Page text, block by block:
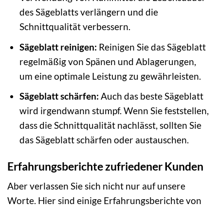
des Sägeblatts verlängern und die
Schnittqualität verbessern.
Sägeblatt reinigen: Reinigen Sie das Sägeblatt
regelmäßig von Spänen und Ablagerungen,
um eine optimale Leistung zu gewährleisten.
Sägeblatt schärfen: Auch das beste Sägeblatt
wird irgendwann stumpf. Wenn Sie feststellen,
dass die Schnittqualität nachlässt, sollten Sie
das Sägeblatt schärfen oder austauschen.
Erfahrungsberichte zufriedener Kunden
Aber verlassen Sie sich nicht nur auf unsere
Worte. Hier sind einige Erfahrungsberichte von